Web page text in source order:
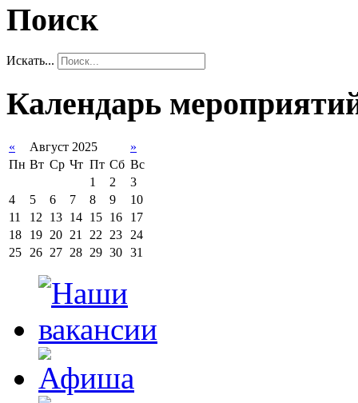
Поиск
Искать...
Календарь
« Август 2025
»
Пн Вт Ср Чт Пт Сб Вс
1
2
3
4
5 6 7 8 9
10
11
12 13 14 15 16
17
18
19 20 21 22 23
24
25
26 27 28 29 30 31